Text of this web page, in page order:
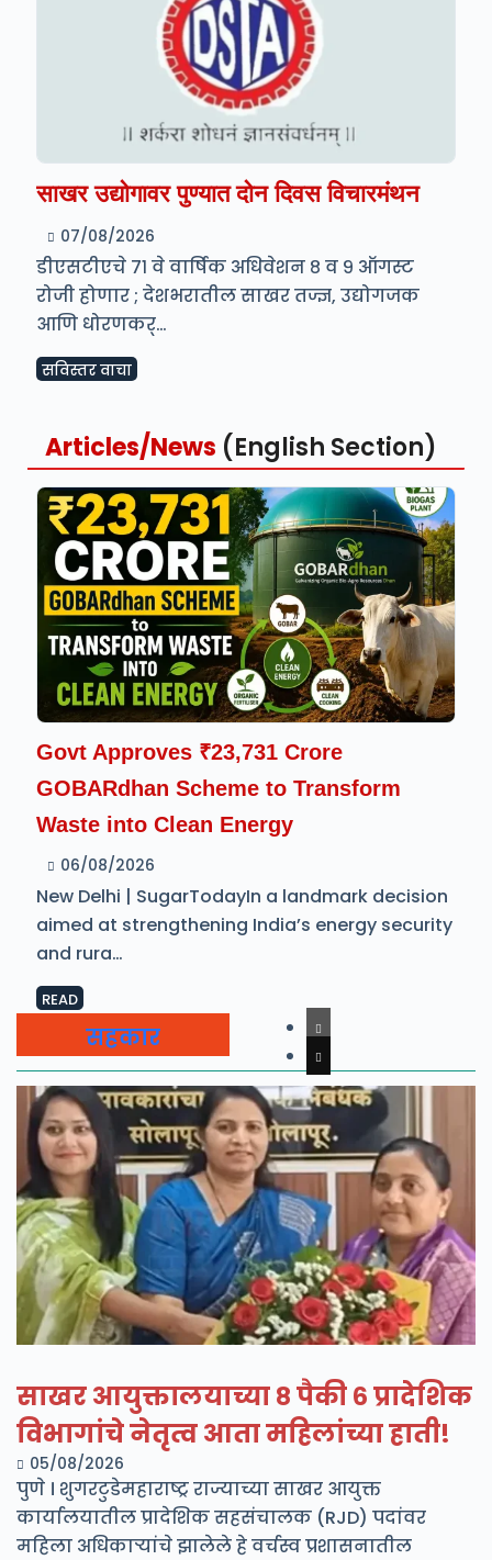
साखर उद्योगावर पुण्यात दोन दिवस विचारमंथन
07/08/2026
डीएसटीएचे ७१ वे वार्षिक अधिवेशन ८ व ९ ऑगस्ट
रोजी होणार ; देशभरातील साखर तज्ज्ञ, उद्योगजक
आणि धोरणकर्…
सविस्तर वाचा
Articles/News (English Section)
Govt Approves ₹23,731 Crore
GOBARdhan Scheme to Transform
Waste into Clean Energy
06/08/2026
New Delhi | SugarTodayIn a landmark decision
aimed at strengthening India’s energy security
and rura…
READ
सहकार
साखर आयुक्तालयाच्या ८ पैकी ६ प्रादेशिक
विभागांचे नेतृत्व आता महिलांच्या हाती!
05/08/2026
पुणे । शुगरटुडेमहाराष्ट्र राज्याच्या साखर आयुक्त
कार्यालयातील प्रादेशिक सहसंचालक (RJD) पदांवर
महिला अधिकाऱ्यांचे झालेले हे वर्चस्व प्रशासनातील